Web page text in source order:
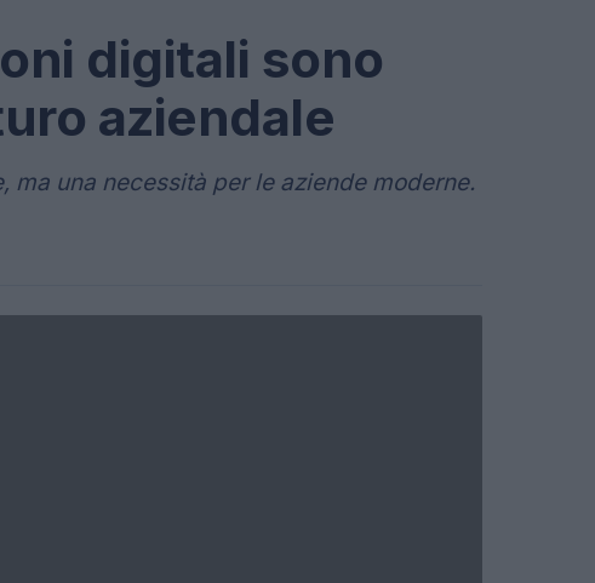
digitali sono
aziendale
ma una necessità per le aziende moderne.